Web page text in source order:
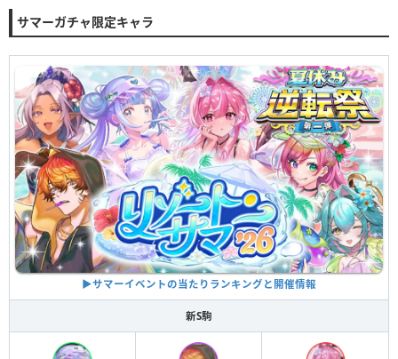
サマーガチャ限定キャラ
▶︎サマーイベントの当たりランキングと開催情報
新S駒